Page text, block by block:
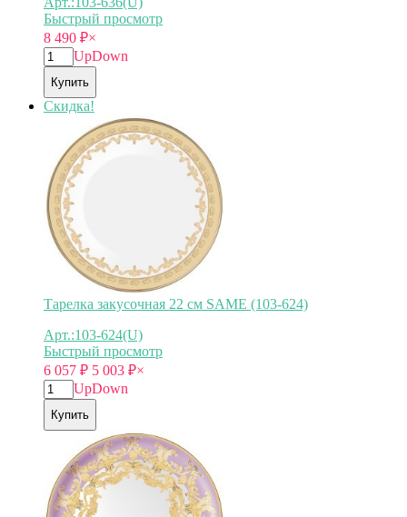
Быстрый просмотр
8 490 ₽×
UpDown
Купить
Скидка!
Тарелка закусочная 22 см SAME (103-624)
Арт.:103-624(U)
Быстрый просмотр
6 057 ₽ 5 003 ₽×
UpDown
Купить